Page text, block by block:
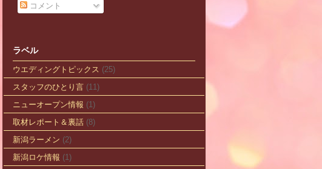
コメント
ラベル
ウエディングトピックス (25)
スタッフのひとり言 (11)
ニューオープン情報 (1)
取材レポート＆裏話 (8)
新潟ラーメン (2)
新潟ロケ情報 (1)